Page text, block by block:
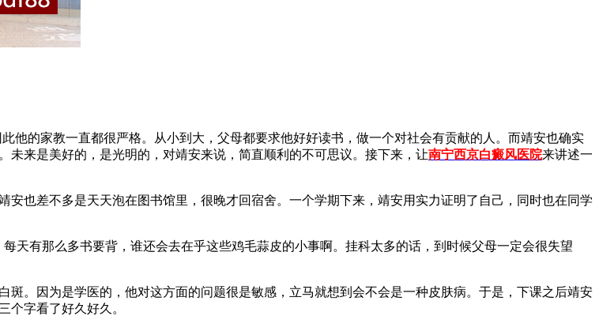
的家教一直都很严格。从小到大，父母都要求他好好读书，做一个对社会有贡献的人。而靖安也确实
来是美好的，是光明的，对靖安来说，简直顺利的不可思议。接下来，让南宁西京白癜风医院来讲述一
差不多是天天泡在图书馆里，很晚才回宿舍。一个学期下来，靖安用实力证明了自己，同时也在同学
有那么多书要背，谁还会去在乎这些鸡毛蒜皮的小事啊。挂科太多的话，到时候父母一定会很失望
因为是学医的，他对这方面的问题很是敏感，立马就想到会不会是一种皮肤病。于是，下课之后靖安
个字看了好久好久。